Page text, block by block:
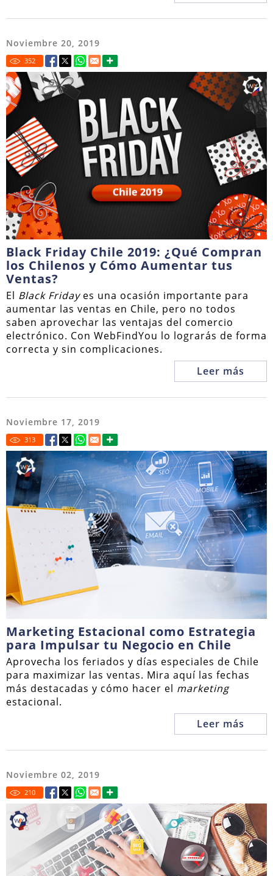
Noviembre 20, 2019
352
Black Friday Chile 2019: ¿Qué Compran
los Chilenos y Cómo Aumentar tus
Ventas?
El Black Fridayes una ocasión importante para
aumentar las ventas en Chile, pero no todos
saben aprovechar las ventajas del comercio
electrónico. Con WebFindYou lo lograrás de forma
correcta y sin complicaciones.
Leer más
Noviembre 17, 2019
313
Marketing Estacional como Estrategia
para Impulsar tu Negocio en Chile
Aprovecha los feriados y días especiales de Chile
para maximizar las ventas. Mira aquí las fechas
más destacadas y cómo hacer el marketing
estacional.
Leer más
Noviembre 02, 2019
210